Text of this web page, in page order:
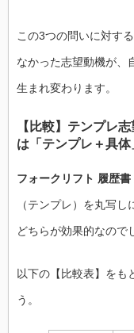
この3つの問いに対す
なかった志望動機が、
生まれ変わります。
【比較】テンプレ
は「テンプレ＋具
フォークリフト 履歴
（テンプレ）を丸写
どちらが効果的なので
以下の【比較表】をも
う。